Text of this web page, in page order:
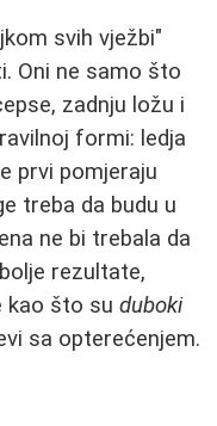
svih vježbi"
Oni ne samo što
zadnju ložu i
formi: ledja
prvi pomjeraju
treba da budu u
ne bi trebala da
rezultate,
kao što su duboki
sa opterećenjem.